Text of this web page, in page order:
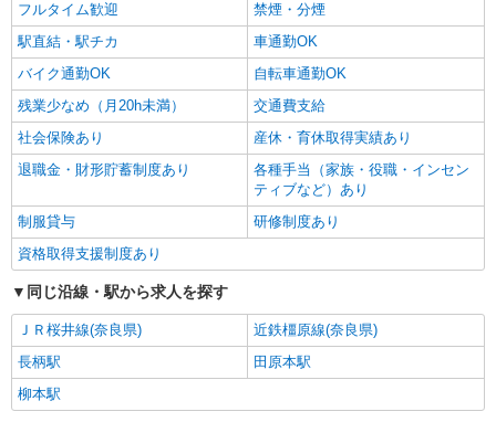
フルタイム歓迎
禁煙・分煙
駅直結・駅チカ
車通勤OK
バイク通勤OK
自転車通勤OK
残業少なめ（月20h未満）
交通費支給
社会保険あり
産休・育休取得実績あり
退職金・財形貯蓄制度あり
各種手当（家族・役職・インセン
ティブなど）あり
制服貸与
研修制度あり
資格取得支援制度あり
同じ沿線・駅から求人を探す
ＪＲ桜井線(奈良県)
近鉄橿原線(奈良県)
長柄駅
田原本駅
柳本駅